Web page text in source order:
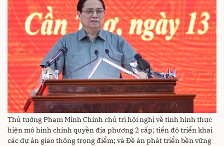
Thủ tướng Phạm Minh Chính chủ trì hội nghị về tình hình thực
hiện mô hình chính quyền địa phương 2 cấp; tiến độ triển khai
các dự án giao thông trọng điểm; và Đề án phát triển bền vững